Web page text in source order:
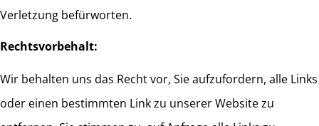
Verletzung befürworten.
Rechtsvorbehalt:
Wir behalten uns das Recht vor, Sie aufzufordern, alle Links
oder einen bestimmten Link zu unserer Website zu